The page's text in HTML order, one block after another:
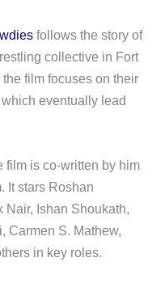
follows the story of
collective in Fort
film focuses on their
eventually lead
film is co-written by him
It stars Roshan
Nair, Ishan Shoukath,
Carmen S. Mathew,
in key roles.